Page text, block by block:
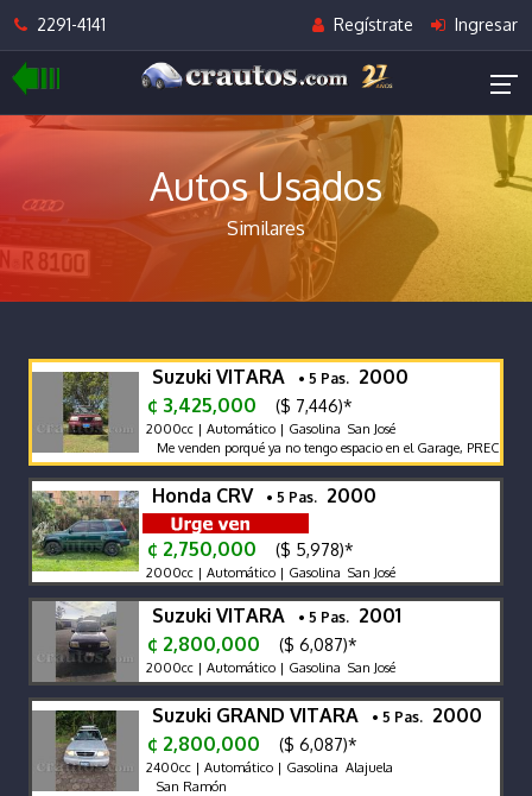
2291-4141 Regístrate Ingresar
Autos Usados
Similares
Suzuki VITARA • 5 Pas. 2000
¢ 3,425,000
($ 7,446)*
2000cc | Automático | Gasolina San José
Me venden porqué ya no tengo espacio en el Garage, PRECIO
Honda CRV • 5 Pas. 2000
¢ 2,750,000 ($ 5,978)*
2000cc | Automático | Gasolina San José
Suzuki VITARA • 5 Pas. 2001
¢ 2,800,000
($ 6,087)*
2000cc | Automático | Gasolina San José
Suzuki GRAND VITARA • 5 Pas. 2000
¢ 2,800,000
($ 6,087)*
2400cc | Automático | Gasolina Alajuela
San Ramón